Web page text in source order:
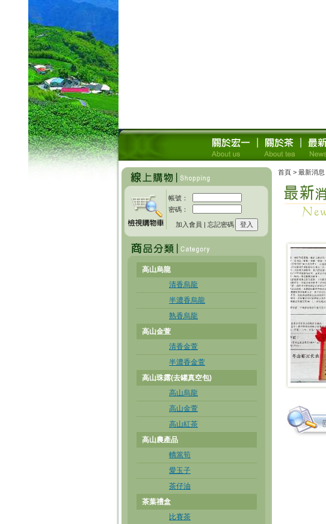
帳號：
密碼：
加入會員 | 忘記密碼
高山烏龍
清香烏龍
半濃香烏龍
熟香烏龍
高山金萱
清香金萱
半濃香金萱
高山珠露(去罐真空包)
高山烏龍
高山金萱
高山紅茶
高山農產品
轎篙筍
愛玉子
茶仔油
茶葉禮盒
比賽茶
首頁 > 最新消息